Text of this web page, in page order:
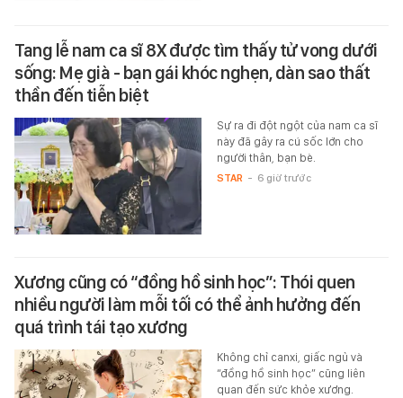
Tang lễ nam ca sĩ 8X được tìm thấy tử vong dưới
sống: Mẹ già - bạn gái khóc nghẹn, dàn sao thất
thần đến tiễn biệt
Sự ra đi đột ngột của nam ca sĩ
này đã gây ra cú sốc lớn cho
người thân, bạn bè.
STAR - 6 giờ trước
Xương cũng có “đồng hồ sinh học”: Thói quen
nhiều người làm mỗi tối có thể ảnh hưởng đến
quá trình tái tạo xương
Không chỉ canxi, giấc ngủ và
“đồng hồ sinh học” cũng liên
quan đến sức khỏe xương.